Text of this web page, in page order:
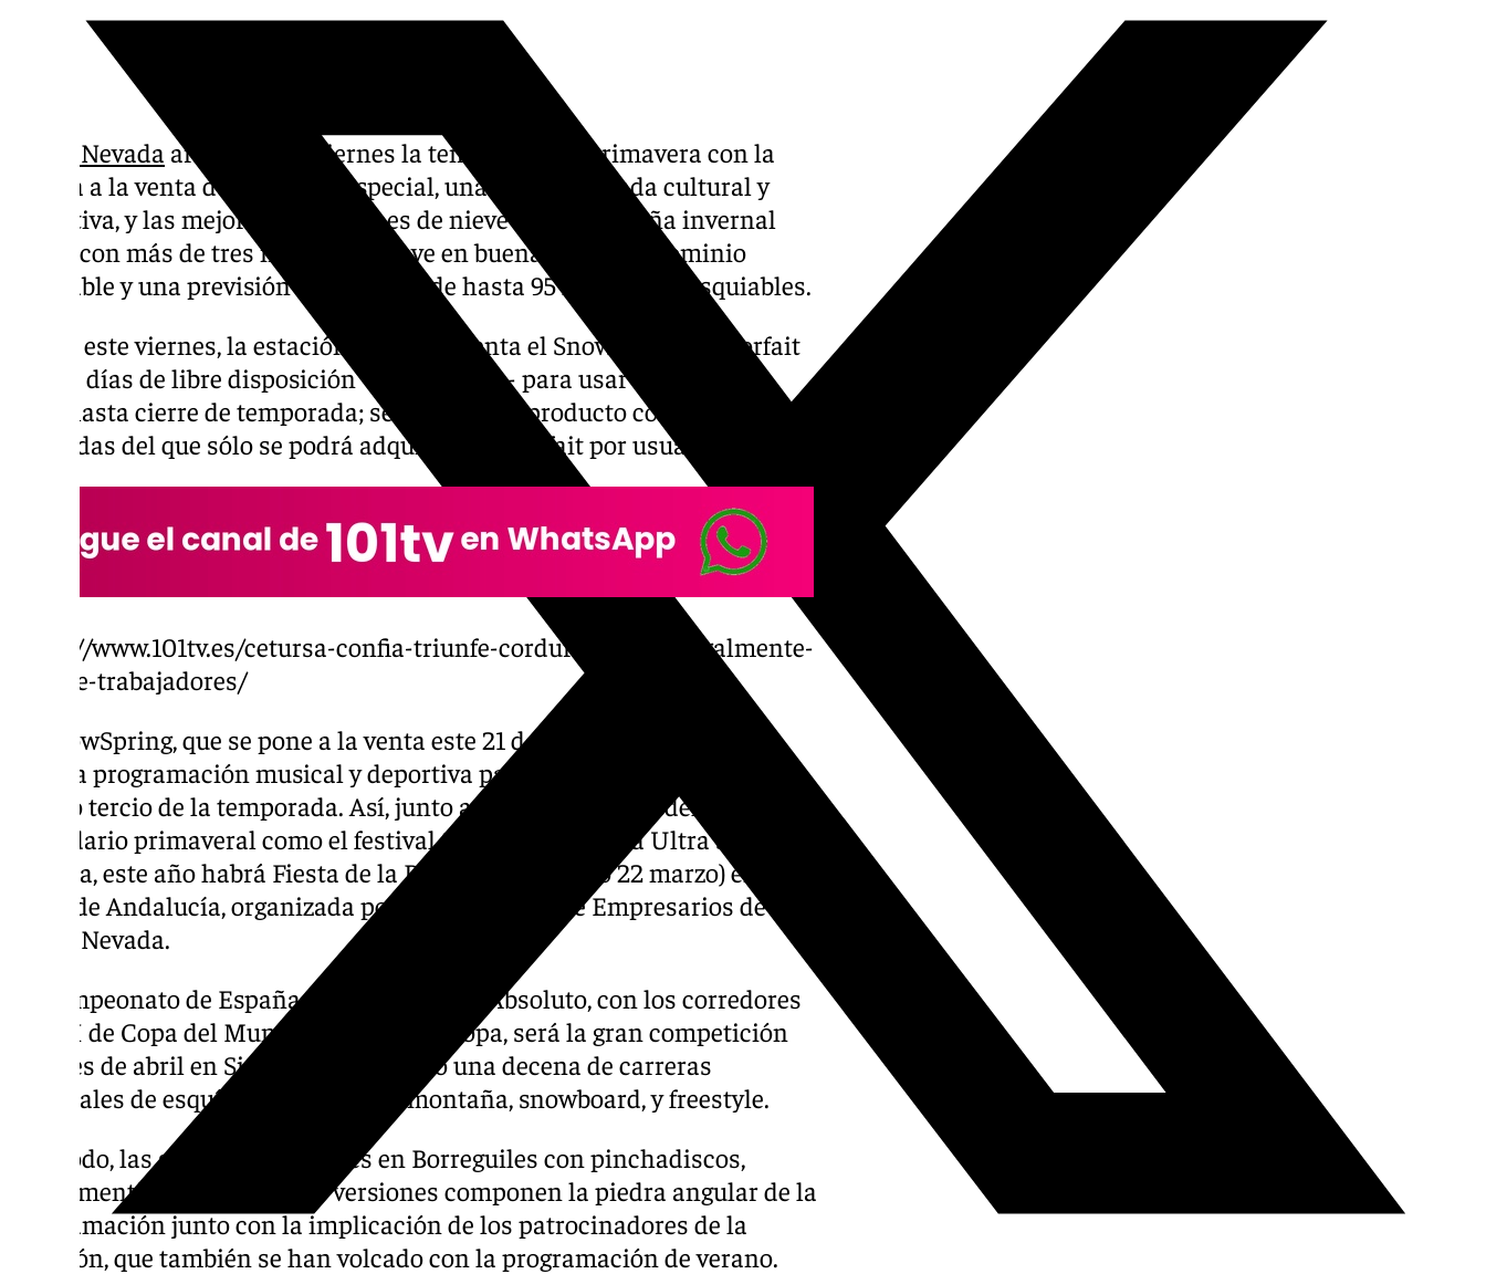
Sierra Nevada arranca este viernes la temporada de primavera con la
puesta a la venta de un forfait especial, una amplia agenda cultural y
deportiva, y las mejores condiciones de nieve de la campaña invernal
24/25, con más de tres metros de nieve en buena parte del dominio
esquiable y una previsión de apertura de hasta 95 kilómetros esquiables.
Desde este viernes, la estación pone a la venta el SnowSpring, un forfait
de dos días de libre disposición -por 70 euros- para usar desde el 1 de
abril hasta cierre de temporada; se trata de un producto con unidades
limitadas del que sólo se podrá adquirirse un forfait por usuario.
https://www.101tv.es/cetursa-confia-triunfe-cordura-ofrecer-legalmente-
posible-trabajadores/
Al SnowSpring, que se pone a la venta este 21 de marzo, se le une una
amplia programación musical y deportiva para hacer más divertido el
último tercio de la temporada. Así, junto a eventos clásicos del
calendario primaveral como el festival Sun and Snow o la Ultra Sierra
Nevada, este año habrá Fiesta de la Primavera (sábado 22 marzo) en la
plaza de Andalucía, organizada por la Asociación de Empresarios de
Sierra Nevada.
El Campeonato de España de Esquí Alpino Absoluto, con los corredores
RFEDI de Copa del Mundo y Copa de Europa, será la gran competición
del mes de abril en Sierra Nevada, junto una decena de carreras
regionales de esquí alpino, esquí de montaña, snowboard, y freestyle.
Con todo, las sesiones musicales en Borreguiles con pinchadiscos,
instrumentistas y bandas de versiones componen la piedra angular de la
programación junto con la implicación de los patrocinadores de la
estación, que también se han volcado con la programación de verano.